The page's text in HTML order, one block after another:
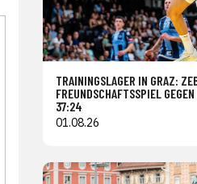
TRAININGSLAGER IN GRAZ:
FREUNDSCHAFTSSPIEL
37:24
01.08.26